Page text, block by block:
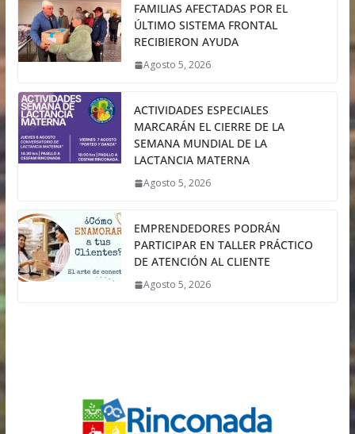
FAMILIAS AFECTADAS POR EL
ÚLTIMO SISTEMA FRONTAL
RECIBIERON AYUDA
Agosto 5, 2026
ACTIVIDADES ESPECIALES
MARCARÁN EL CIERRE DE LA
SEMANA MUNDIAL DE LA
LACTANCIA MATERNA
Agosto 5, 2026
EMPRENDEDORES PODRÁN
PARTICIPAR EN TALLER PRÁCTICO
DE ATENCIÓN AL CLIENTE
Agosto 5, 2026